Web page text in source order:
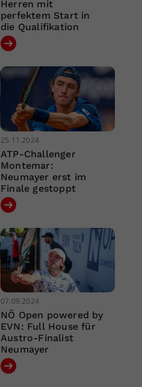
Herren mit
perfektem Start in
die Qualifikation
25.11.2024
ATP-Challenger
Montemar:
Neumayer erst im
Finale gestoppt
07.09.2024
NÖ Open powered by
EVN: Full House für
Austro-Finalist
Neumayer